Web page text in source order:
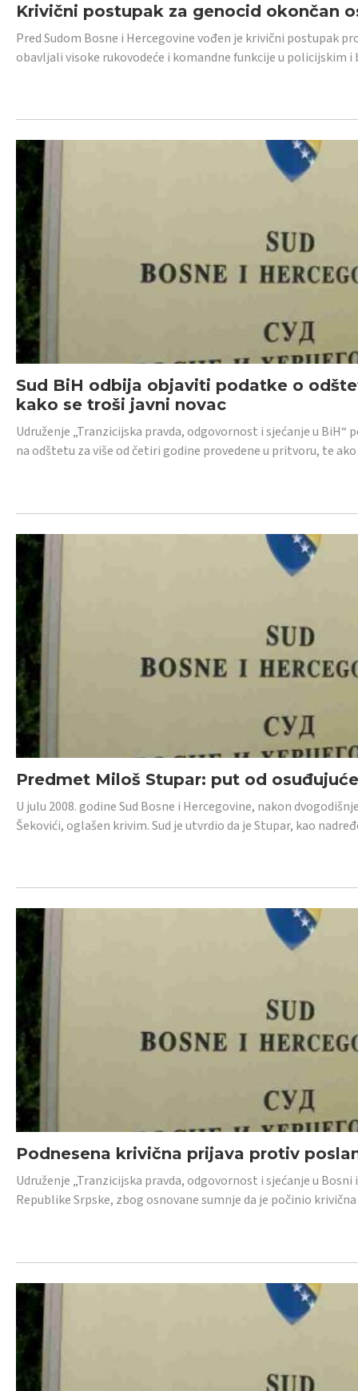
Krivični postupak za genocid okončan
Pred Sudom Bosne i Hercegovine vođen je krivični postupak
obavljali visoke rukovodeće i komandne funkcije u policijskim
Sud BiH odbija objaviti podatke o
kako se troši javni novac
Udruženje „Tranzicijska pravda, odgovornost i sjećanje u
na odštetu za više od četiri godine provedene u pritvoru, te
Predmet Miloš Stupar: put od
U julu 2008. godine Sud Bosne i Hercegovine, nakon
Šekovići, oglašen krivim. Sud je utvrdio da je Stupar, kao
Podnesena krivična prijava protiv
Udruženje „Tranzicijska pravda, odgovornost i sjećanje u
Republike Srpske, zbog osnovane sumnje da je počinio